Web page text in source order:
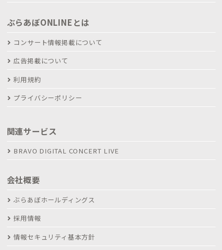
ぶらあぼONLINEとは
コンサート情報掲載について
広告掲載について
利用規約
プライバシーポリシー
関連サービス
BRAVO DIGITAL CONCERT LIVE
会社概要
ぶらあぼホールディングス
採用情報
情報セキュリティ基本方針